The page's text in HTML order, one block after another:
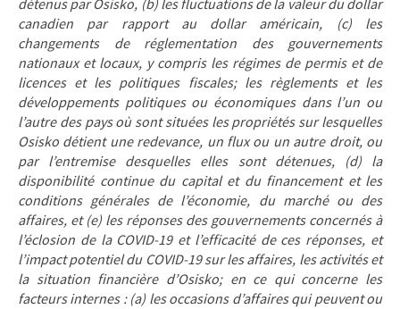
détenus par Osisko, (b) les fluctuations de la valeur du dollar
canadien par rapport au dollar américain, (c) les
changements de réglementation des gouvernements
nationaux et locaux, y compris les régimes de permis et de
licences et les politiques fiscales; les règlements et les
développements politiques ou économiques dans l’un ou
l’autre des pays où sont situées les propriétés sur lesquelles
Osisko détient une redevance, un flux ou un autre droit, ou
par l’entremise desquelles elles sont détenues, (d) la
disponibilité continue du capital et du financement et les
conditions générales de l’économie, du marché ou des
affaires, et (e) les réponses des gouvernements concernés à
l’éclosion de la COVID-19 et l’efficacité de ces réponses, et
l’impact potentiel du COVID-19 sur les affaires, les activités et
la situation financière d’Osisko; en ce qui concerne les
facteurs internes : (a) les occasions d’affaires qui peuvent ou